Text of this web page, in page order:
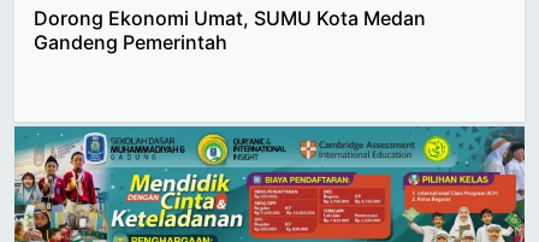
Dorong Ekonomi Umat, SUMU Kota Medan
Gandeng Pemerintah